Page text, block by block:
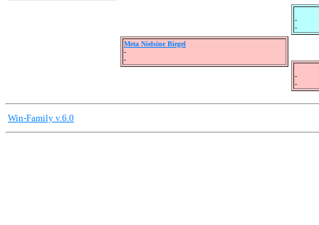
Meta Nielsine Biegel
-
-
-
-
-
-
Win-Family v.6.0